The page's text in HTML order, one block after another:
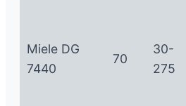
Miele DG
7440
70
30-
275